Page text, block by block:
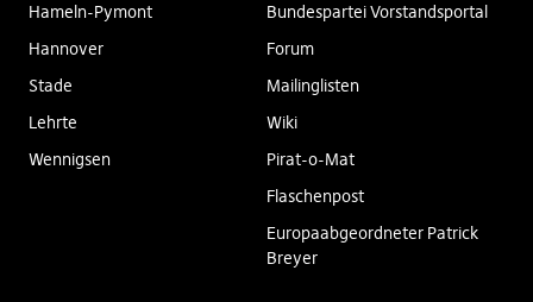
Hameln-Pymont
Hannover
Stade
Lehrte
Wennigsen
Bundespartei Vorstandsportal
Forum
Mailinglisten
Wiki
Pirat-o-Mat
Flaschenpost
Europaabgeordneter Patrick
Breyer